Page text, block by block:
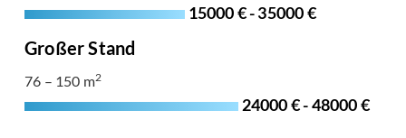
15000 € - 35000 €
Großer Stand
76 – 150 m2
24000 € - 48000 €